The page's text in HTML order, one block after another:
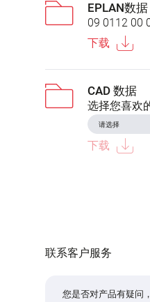
EPLAN数据
09 0112 00
下载
CAD 数据
选择您喜欢
下载
联系客户服务
您是否对产品有疑问